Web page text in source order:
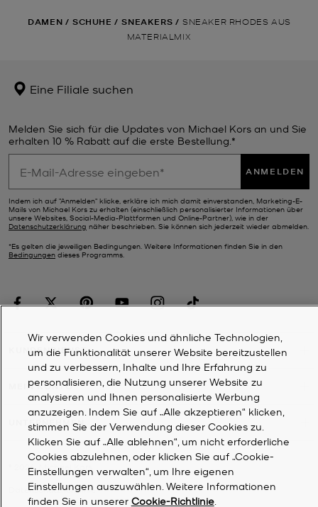
DAMEN / SCHUHE / SNEAKERS / SNEAKER RHODES AUS
MATERIALMIX
Eine Filiale suchen
Melden Sie sich für die Updates von Michael Kors an und Sie
erhalten 10 % Rabatt auf die erste Bestellung.*
ANMELDEN
Indem ich auf "Anmelden" klicke, erkläre ich mich damit einverstanden, Marketing-E-
Mails von Michael Kors zu erhalten (einschließlich personalisierter Informationen über
unsere Websites, Social-Media-Plattformen und Online-Partner), wie in der
Datenschutzerklärung näher beschrieben. Sie können sich jederzeit wieder abmelden.
*Es gelten die jeweiligen Bedingungen. Weitere Informationen finden Sie in den
Bedingungen dieses Programms.
KUNDENDIENST
MEIN KONTO
UNTERNEHMEN
2026 Michael Kors
Datenschutzrichtlinie
Wir verwenden Cookies und ähnliche Technologien,
um die Funktionalität unserer Website bereitzustellen
und zu verbessern, Inhalte und Ihre Erfahrung zu
personalisieren, die Nutzung unserer Website zu
analysieren und Ihnen personalisierte Werbung
anzuzeigen. Indem Sie auf „Alle akzeptieren“ klicken,
stimmen Sie der Verwendung dieser Cookies zu.
Klicken Sie auf „Alle ablehnen“, um nicht erforderliche
Cookies abzulehnen, oder klicken Sie auf „Cookie-
Einstellungen verwalten“, um Ihre eigenen
Einstellungen auszuwählen. Weitere Informationen
finden Sie in unserer Cookie-Richtlinie.